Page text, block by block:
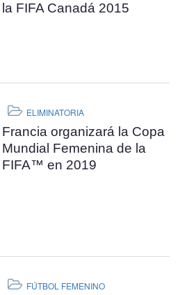
la FIFA Canadá 2015
ELIMINATORIA
Francia organizará la Copa
Mundial Femenina de la
FIFA™ en 2019
FÚTBOL FEMENINO